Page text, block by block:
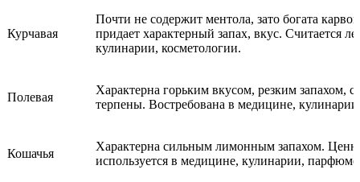
Курчавая
Почти не содержит ментола, зато богата
придает характерный запах, вкус. Считается
кулинарии, косметологии.
Полевая
Характерна горьким вкусом, резким запахом,
терпены. Востребована в медицине,
Кошачья
Характерна сильным лимонным запахом.
используется в медицине, кулинарии,